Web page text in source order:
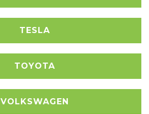
TESLA
TOYOTA
VOLKSWAGEN